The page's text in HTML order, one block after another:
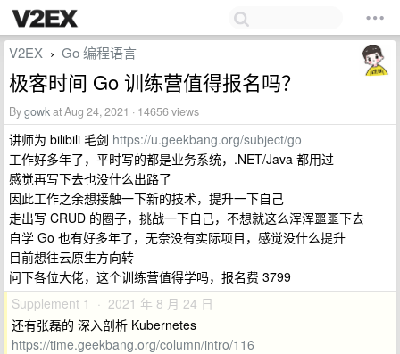
V2EX › Go 编程语言
极客时间 Go 训练营值得报名吗？
Bygowkat Aug 24, 2021 · 14656 views
讲师为 bilibili 毛剑 https://u.geekbang.org/subject/go
工作好多年了，平时写的都是业务系统，.NET/Java 都用过
感觉再写下去也没什么出路了
因此工作之余想接触一下新的技术，提升一下自己
走出写 CRUD 的圈子，挑战一下自己，不想就这么浑浑噩噩下去
自学 Go 也有好多年了，无奈没有实际项目，感觉没什么提升
目前想往云原生方向转
问下各位大佬，这个训练营值得学吗，报名费 3799
Supplement 1 · 2021 年 8 月 24 日
还有张磊的 深入剖析 Kubernetes
https://time.geekbang.org/column/intro/116